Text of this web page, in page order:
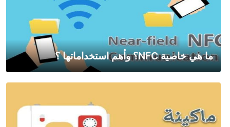
ما هي خاصية NFC؟ وأهم استخداماتها ؟